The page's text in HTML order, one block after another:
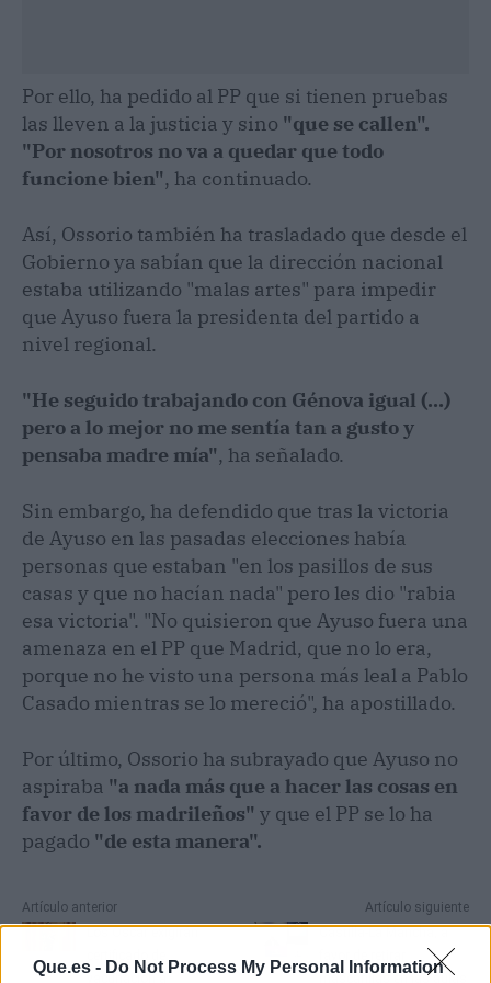
Que.es - Do Not Process My Personal Information
Por ello, ha pedido al PP que si tienen pruebas
las lleven a la justicia y sino "que se callen".
"Por nosotros no va a quedar que todo
funcione bien", ha continuado.
Así, Ossorio también ha trasladado que desde el
Gobierno ya sabían que la dirección nacional
estaba utilizando "malas artes" para impedir
que Ayuso fuera la presidenta del partido a
nivel regional.
"He seguido trabajando con Génova igual (...)
pero a lo mejor no me sentía tan a gusto y
pensaba madre mía", ha señalado.
Sin embargo, ha defendido que tras la victoria
de Ayuso en las pasadas elecciones había
personas que estaban "en los pasillos de sus
casas y que no hacían nada" pero les dio "rabia
esa victoria". "No quisieron que Ayuso fuera una
amenaza en el PP que Madrid, que no lo era,
porque no he visto una persona más leal a Pablo
Casado mientras se lo mereció", ha apostillado.
Por último, Ossorio ha subrayado que Ayuso no
aspiraba "a nada más que a hacer las cosas en
favor de los madrileños" y que el PP se lo ha
pagado "de esta manera".
Artículo anterior
Los Oscar exigirán
vacunación a
Artículo siguiente
Castilla-La Mancha, a
mascarillas en las aulas